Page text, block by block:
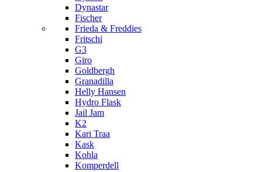
Dynastar
Fischer
Frieda & Freddies
Fritschi
G3
Giro
Goldbergh
Granadilla
Helly Hansen
Hydro Flask
Jail Jam
K2
Kari Traa
Kask
Kohla
Komperdell